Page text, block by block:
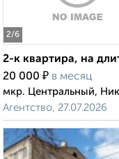
2/6
2-к квартира, на
20 000 ₽ в месяц
мкр. Центральный,
Агентство, 27.07.2026